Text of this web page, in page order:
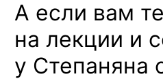
А если вам
на лекции и
у Степаняна